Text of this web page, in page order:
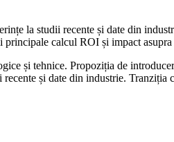
la studii recente și date din
principale calcul ROI și impact
și tehnice. Propoziția de
și date din industrie. Tranziția